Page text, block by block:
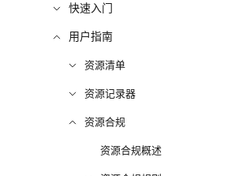
快速入门
用户指南
资源清单
资源记录器
资源合规
资源合规概述